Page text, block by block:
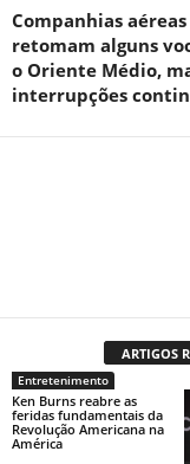
Companhias aéreas
retomam alguns
o Oriente Médio,
interrupções
ARTIGOS
Entretenimento
Ken Burns reabre as
feridas fundamentais da
Revolução Americana na
América